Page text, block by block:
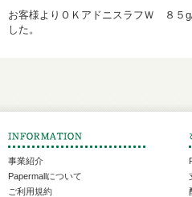
お客様よりＯＫアドニスラフＷ ８５
した。
事業紹介
Papermallについて
ご利用規約